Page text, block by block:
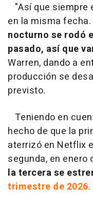
"Así que siempre
en la misma fecha.
nocturno se rodó
pasado, así que
Warren, dando a
producción se
previsto.
Teniendo en
hecho de que la
aterrizó en Netflix
segunda, en enero
la tercera se
trimestre de 2026.